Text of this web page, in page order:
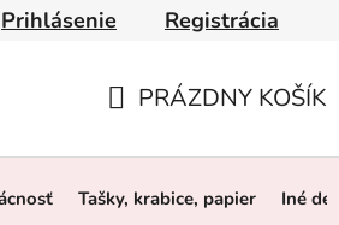
Ochrana osobných údajov
Prihlásenie Registrácia
KOŠÍK
PRÁZDNY KOŠÍK
Tašky, krabice, papier Iné